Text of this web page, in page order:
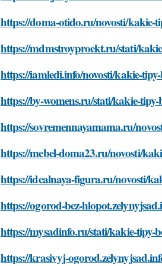
https://doma-otido.ru/novosti/kakie-
https://mdmstroyproekt.ru/stati/
https://iamledi.info/novosti/kakie-
https://by-womens.ru/stati/kakie-
https://sovremennayamama.ru/
https://mebel-doma23.ru/novosti/
https://idealnaya-figura.ru/novosti/
https://ogorod-bez-
https://mysadinfo.ru/stati/kakie-tipy-
https://krasivyj-